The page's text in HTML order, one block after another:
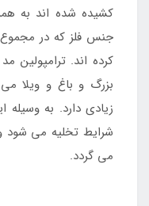
کشیده شده اند به
جنس فلز که در مجموع
کرده اند. ترامپولین
بزرگ و باغ و ویلا
زیادی دارد. به
شرایط تخلیه می شود
می گردد.